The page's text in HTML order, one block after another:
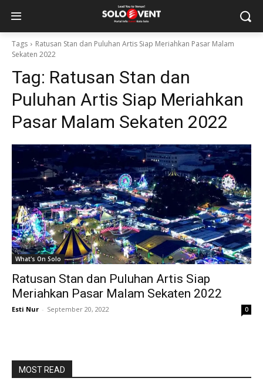
Tags
Ratusan Stan dan Puluhan Artis Siap Meriahkan Pasar Malam
Sekaten 2022
Tag: Ratusan Stan dan
Puluhan Artis Siap Meriahkan
Pasar Malam Sekaten 2022
What's On Solo
Ratusan Stan dan Puluhan Artis Siap
Meriahkan Pasar Malam Sekaten 2022
Esti Nur - September 20, 2022 0
MOST READ